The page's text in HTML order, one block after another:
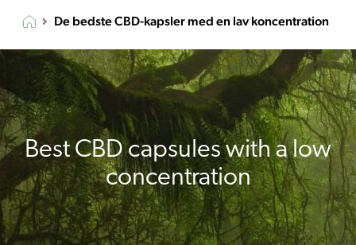
De bedste CBD-kapsler med en lav koncentration
Best CBD capsules with a low
concentration